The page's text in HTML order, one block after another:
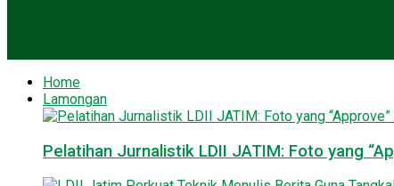
Home
Lamongan
Pelatihan Jurnalistik LDII JATIM: Foto yang